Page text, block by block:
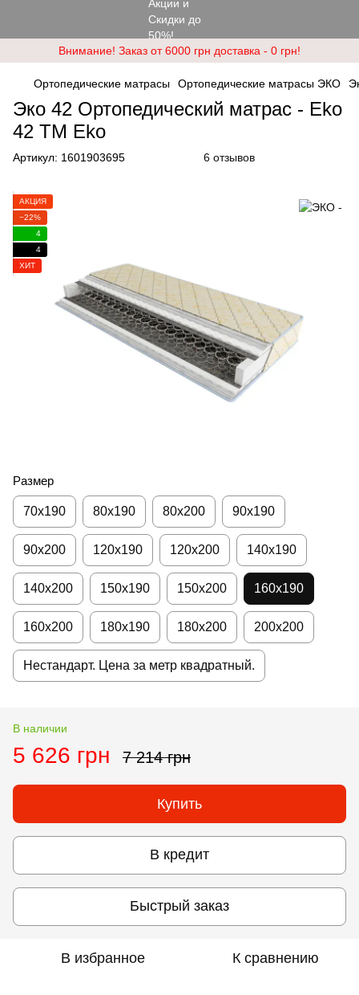
Внимание! Заказ от 6000 грн доставка - 0 грн!
Ортопедические матрасы Ортопедические матрасы ЭКО
Эко 42 Ортопедический матрас - Eko
42 ТМ Eko
Артикул: 1601903695 6 отзывов
АКЦИЯ
−22%
4
4
ХИТ
Размер
70x190 80х190 80х200 90х190
90х200 120х190 120х200 140х190
140х200 150х190 150х200 160х190
160х200 180х190 180х200 200х200
Нестандарт. Цена за метр квадратный.
В наличии
5 626 грн 7 214 грн
Купить
В кредит
Быстрый заказ
В избранное К сравнению